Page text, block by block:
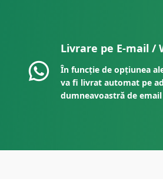
Livrare pe E-mail /
În funcție de opțiunea
va fi livrat automat pe
dumneavoastră de